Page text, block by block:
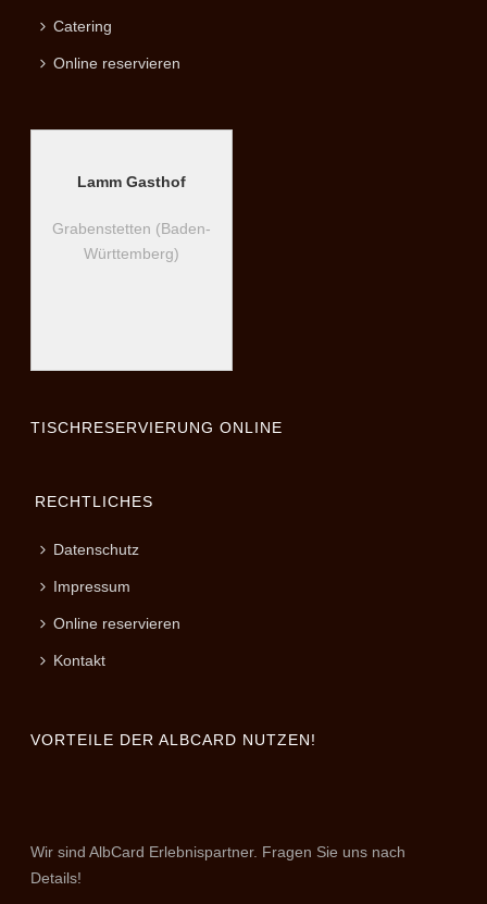
Catering
Online reservieren
Lamm Gasthof
Grabenstetten (Baden-
Württemberg)
TISCHRESERVIERUNG ONLINE
RECHTLICHES
Datenschutz
Impressum
Online reservieren
Kontakt
VORTEILE DER ALBCARD NUTZEN!
Wir sind AlbCard Erlebnispartner. Fragen Sie uns nach
Details!